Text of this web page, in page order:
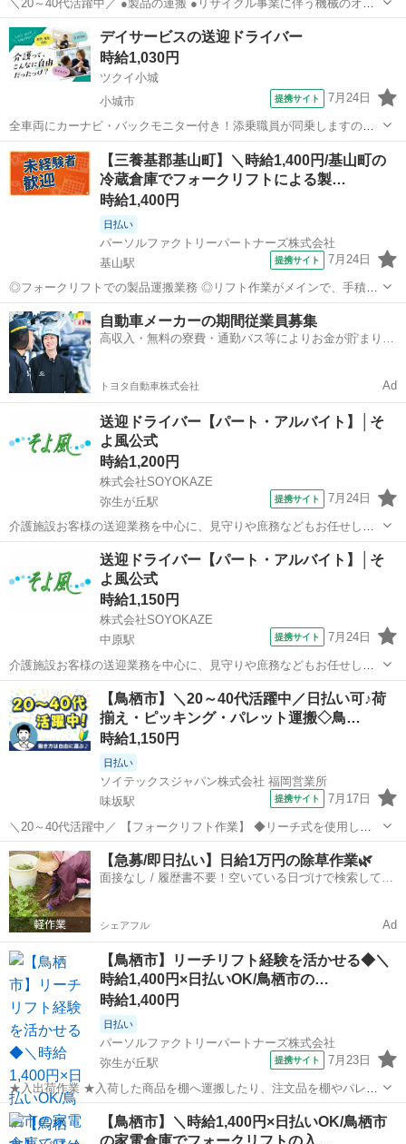
＼20～40代活躍中／ ●製品の運搬 ●リサイクル事業に伴う機械のオペ
レーター ●原料の運搬 ●投入 ※随時、工場見学受付中です! フォーク
リフト(カウンター)を使用した運搬です。 などが主な作業です。 未経
験者で...
佐賀 田代駅 ドライバー
デイサービスの送迎ドライバー
時給1,030円
ツクイ小城
小城市
提携サイト 7月24日
全車両にカーナビ・バックモニター付き！添乗職員が同乗しますので
安心して始められます。 ※デイサービスを利用されるお客様の送迎
業務 ※専用車両(キャラバン・ハイエース)の運転、各種点検 ※乗
降時の介護補助(歩行介助・車い...
佐賀 小城市 ドライバー
【三養基郡基山町】＼時給1,400円/基山町の
冷蔵倉庫でフォークリフトによる製…
時給1,400円
日払い
パーソルファクトリーパートナーズ株式会社
基山駅
提携サイト 7月24日
◎フォークリフトでの製品運搬業務 ◎リフト作業がメインで、手積
み・手降ろしはほぼありません。 ◎経験を活かせるお仕事です。 ◎各
部署から製品を回収し、冷蔵倉庫へ運搬します。 ＼フォークリフト経
験者歓迎♪/ ◎重量物はフォー...
佐賀 三養基郡 基山駅 ドライバー
自動車メーカーの期間従業員募集
高収入・無料の寮費・通勤バス等によりお金が貯まりや
トヨタ自動車株式会社 Ad
送迎ドライバー【パート・アルバイト】│そ
よ風公式
時給1,200円
株式会社SOYOKAZE
弥生が丘駅
提携サイト 7月24日
介護施設お客様の送迎業務を中心に、見守りや庶務などもお任せしま
す。 車両は軽・ミニバン・ハイエースなどを使用し、安全第一で対
応。 送迎の合間は中抜けOKで、無理なく働けます。 洗車や点検など
車両管理のほか、介護補助や軽作業も...
鳥栖市 弥生が丘駅 ドライバー
送迎ドライバー【パート・アルバイト】│そ
よ風公式
時給1,150円
株式会社SOYOKAZE
中原駅
提携サイト 7月24日
介護施設お客様の送迎業務を中心に、見守りや庶務などもお任せしま
す。 車両は軽・ミニバン・ハイエースなどを使用し、安全第一で対
応。 送迎の合間は中抜けOKで、無理なく働けます。 洗車や点検など
車両管理のほか、介護補助や軽作業も...
佐賀 三養基郡 中原駅 ドライバー
【鳥栖市】＼20～40代活躍中／日払い可♪荷
揃え・ピッキング・パレット運搬◇鳥…
時給1,150円
日払い
ソイテックスジャパン株式会社 福岡営業所
味坂駅
提携サイト 7月17日
＼20～40代活躍中／ 【フォークリフト作業】 ◆リーチ式を使用して
パレットの移動 ◆指示書に従って、荷揃えや荷物配布、ピッキング作
業を行います。 ※難しい操作や作業はありません!すぐに覚えられま
す! ※随時、工場見学受...
佐賀 鳥栖市 味坂駅 ドライバー
【急募/即日払い】日給1万円の除草作業🌿
面接なし / 履歴書不要！空いている日づけで検索して即
シェアフル Ad
【鳥栖市】リーチリフト経験を活かせる◆＼
時給1,400円×日払いOK/鳥栖市の…
時給1,400円
日払い
パーソルファクトリーパートナーズ株式会社
弥生が丘駅
提携サイト 7月23日
★入出荷作業 ★入荷した商品を棚へ運搬したり、注文品を棚やパレッ
トから運搬し出荷する作業をおまかせします ★フォークリフトを使っ
た倉庫内の家電製品の入出荷作業を担当します ★リーチリフトの経験
佐賀 鳥栖市 弥生が丘駅 ドライバー
【鳥栖市】＼時給1,400円×日払いOK/鳥栖市
の家電倉庫でフォークリフトの入…